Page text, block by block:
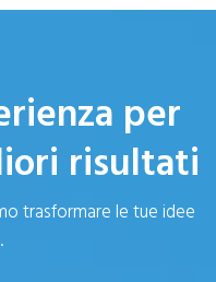
per
risultati
trasformare le tue idee